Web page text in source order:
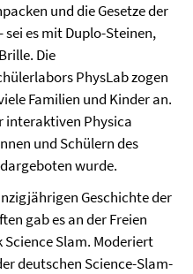
und die Gesetze der
es mit Duplo-Steinen,
Die
PhysLab zogen
Familien und Kinder an.
interaktiven Physica
und Schülern des
wurde.
Geschichte der
gab es an der Freien
Slam. Moderiert
deutschen Science-Slam-